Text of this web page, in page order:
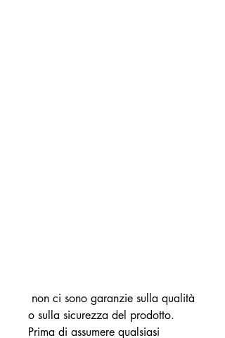
o sulla sicurezza del prodotto.
Prima di assumere qualsiasi